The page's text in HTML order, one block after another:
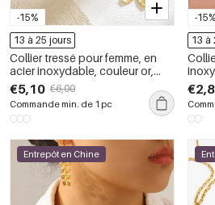
-15%
13 à 25 jours
Collier tressé pour femme, en
acier inoxydable, couleur or,
avec motif floral éclatant (1
pièce)
€5,10 €6,00
Commande min. de 1 pc
-15%
13 à
Entrepôt en Chine